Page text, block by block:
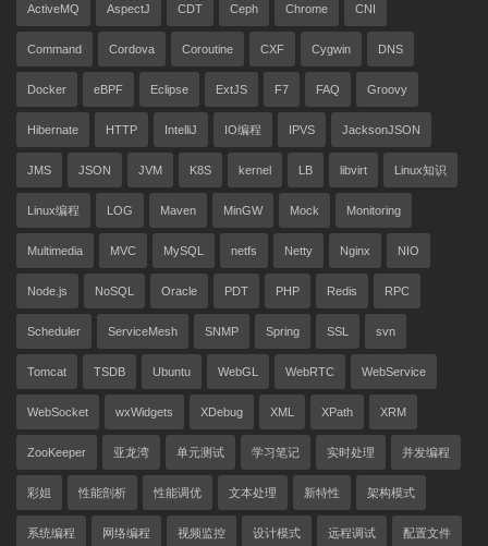
ActiveMQ AspectJ CDT Ceph Chrome CNI
Command Cordova Coroutine CXF Cygwin DNS
Docker eBPF Eclipse ExtJS F7 FAQ Groovy
Hibernate HTTP IntelliJ IO编程 IPVS JacksonJSON
JMS JSON JVM K8S kernel LB libvirt Linux知识
Linux编程 LOG Maven MinGW Mock Monitoring
Multimedia MVC MySQL netfs Netty Nginx NIO
Node.js NoSQL Oracle PDT PHP Redis RPC
Scheduler ServiceMesh SNMP Spring SSL svn
Tomcat TSDB Ubuntu WebGL WebRTC WebService
WebSocket wxWidgets XDebug XML XPath XRM
ZooKeeper 亚龙湾 单元测试 学习笔记 实时处理 并发编程
彩姐 性能剖析 性能调优 文本处理 新特性 架构模式
系统编程 网络编程 视频监控 设计模式 远程调试 配置文件